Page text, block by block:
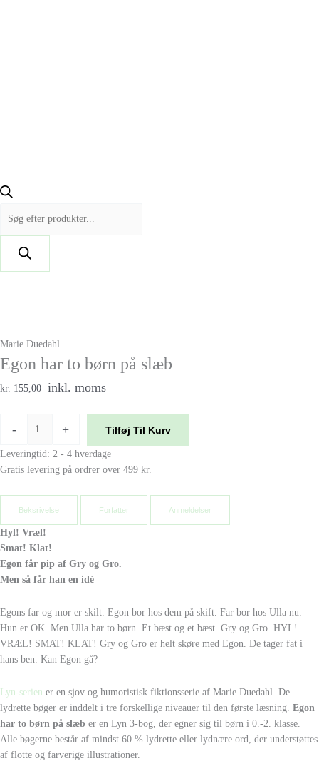
Marie Duedahl
Egon har to børn på slæb
kr. 155,00 inkl. moms
- + Tilføj Til Kurv
Leveringtid: 2 - 4 hverdage
Gratis levering på ordrer over 499 kr.
Beksrivelse Forfatter Anmeldelser
Hyl! Vræl!
Smat! Klat!
Egon får pip af Gry og Gro.
Men så får han en idé
Egons far og mor er skilt. Egon bor hos dem på skift. Far bor hos Ulla nu.
Hun er OK. Men Ulla har to børn. Et bæst og et bæst. Gry og Gro. HYL!
VRÆL! SMAT! KLAT! Gry og Gro er helt skøre med Egon. De tager fat i
hans ben. Kan Egon gå?
Lyn-serien er en sjov og humoristisk fiktionsserie af Marie Duedahl. De
lydrette bøger er inddelt i tre forskellige niveauer til den første læsning. Egon
har to børn på slæb er en Lyn 3-bog, der egner sig til børn i 0.-2. klasse.
Alle bøgerne består af mindst 60 % lydrette eller lydnære ord, der understøttes
af flotte og farverige illustrationer.